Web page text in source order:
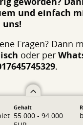
und einfach
uns!
Fragen? Dann
oder per
Gehalt
55.000 - 94.000